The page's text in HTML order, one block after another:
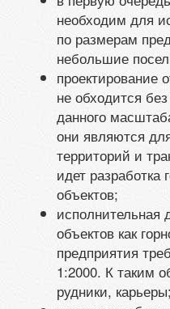
необходим для
по размерам
небольшие
проектирование
не обходится
данного
они являются
территорий и
идет разработка
объектов;
исполнительная
объектов как
предприятия
1:2000. К таким
рудники, карьеры;